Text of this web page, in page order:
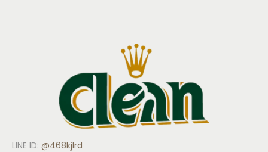
LINE ID: @468kjlrd